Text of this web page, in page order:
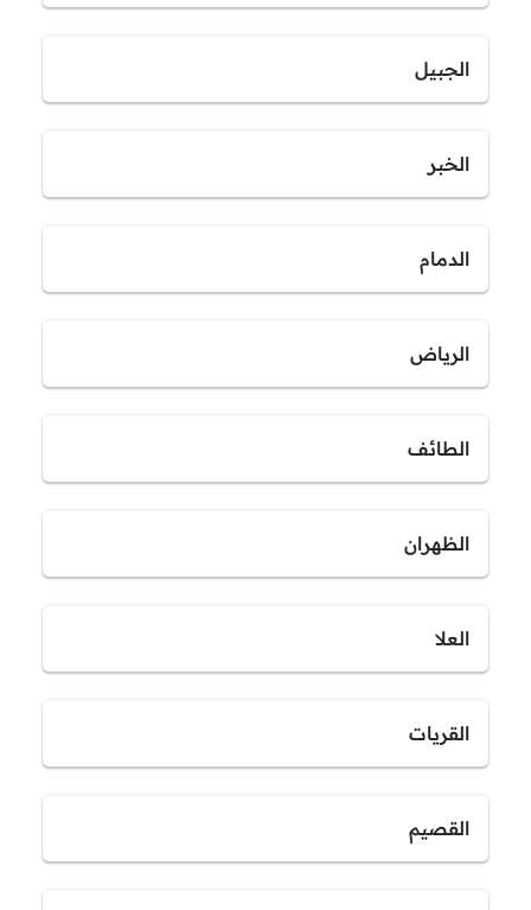
الجبيل
الخبر
الدمام
الرياض
الطائف
الظهران
العلا
القريات
القصيم